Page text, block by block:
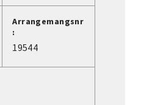
Arrangemangsnr
:
19544